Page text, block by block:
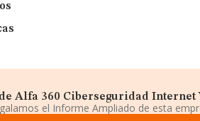
Alfa 360 Ciberseguridad Internet
el Informe Ampliado de esta